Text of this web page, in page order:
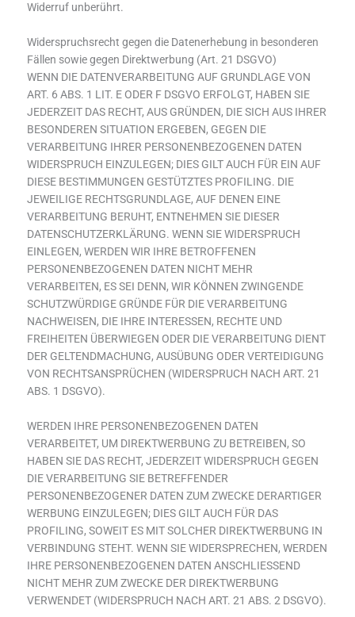
Widerruf unberührt.
Widerspruchsrecht gegen die Datenerhebung in besonderen
Fällen sowie gegen Direktwerbung (Art. 21 DSGVO)
WENN DIE DATENVERARBEITUNG AUF GRUNDLAGE VON
ART. 6 ABS. 1 LIT. E ODER F DSGVO ERFOLGT, HABEN SIE
JEDERZEIT DAS RECHT, AUS GRÜNDEN, DIE SICH AUS IHRER
BESONDEREN SITUATION ERGEBEN, GEGEN DIE
VERARBEITUNG IHRER PERSONENBEZOGENEN DATEN
WIDERSPRUCH EINZULEGEN; DIES GILT AUCH FÜR EIN AUF
DIESE BESTIMMUNGEN GESTÜTZTES PROFILING. DIE
JEWEILIGE RECHTSGRUNDLAGE, AUF DENEN EINE
VERARBEITUNG BERUHT, ENTNEHMEN SIE DIESER
DATENSCHUTZERKLÄRUNG. WENN SIE WIDERSPRUCH
EINLEGEN, WERDEN WIR IHRE BETROFFENEN
PERSONENBEZOGENEN DATEN NICHT MEHR
VERARBEITEN, ES SEI DENN, WIR KÖNNEN ZWINGENDE
SCHUTZWÜRDIGE GRÜNDE FÜR DIE VERARBEITUNG
NACHWEISEN, DIE IHRE INTERESSEN, RECHTE UND
FREIHEITEN ÜBERWIEGEN ODER DIE VERARBEITUNG DIENT
DER GELTENDMACHUNG, AUSÜBUNG ODER VERTEIDIGUNG
VON RECHTSANSPRÜCHEN (WIDERSPRUCH NACH ART. 21
ABS. 1 DSGVO).
WERDEN IHRE PERSONENBEZOGENEN DATEN
VERARBEITET, UM DIREKTWERBUNG ZU BETREIBEN, SO
HABEN SIE DAS RECHT, JEDERZEIT WIDERSPRUCH GEGEN
DIE VERARBEITUNG SIE BETREFFENDER
PERSONENBEZOGENER DATEN ZUM ZWECKE DERARTIGER
WERBUNG EINZULEGEN; DIES GILT AUCH FÜR DAS
PROFILING, SOWEIT ES MIT SOLCHER DIREKTWERBUNG IN
VERBINDUNG STEHT. WENN SIE WIDERSPRECHEN, WERDEN
IHRE PERSONENBEZOGENEN DATEN ANSCHLIESSEND
NICHT MEHR ZUM ZWECKE DER DIREKTWERBUNG
VERWENDET (WIDERSPRUCH NACH ART. 21 ABS. 2 DSGVO).